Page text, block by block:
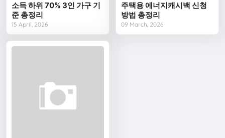
소득 하위 70% 3인 가구 기
준 총정리
15 April, 2026
주택용 에너지캐시백 신청
방법 총정리
09 March, 2026